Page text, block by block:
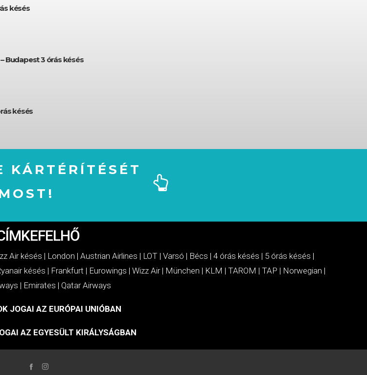
késés
Budapest 3 órás késés
késés
KÁRTÉRÍTÉSÉT
Air késés | London | Austrian Airlines | LOT | Varsó | Bécs | 4 órás késés | 5 órás késés |
késés | Frankfurt | Eurowings | Wizz Air| München | KLM | TAROM | TAP | Norwegian |
| Emirates | Qatar Airways
JOGAI AZ EURÓPAI UNIÓBAN
AZ EGYESÜLT KIRÁLYSÁGBAN